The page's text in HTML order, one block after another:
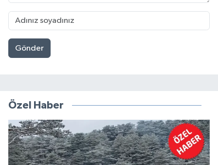
Gönder
Özel Haber